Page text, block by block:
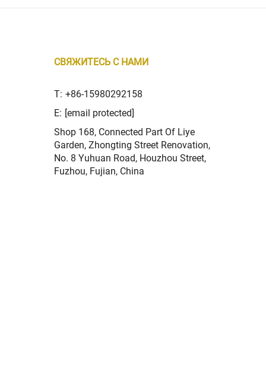
СВЯЖИТЕСЬ С НАМИ
T: +86-15980292158
E: [email protected]
Shop 168, Connected Part Of Liye
Garden, Zhongting Street Renovation,
No. 8 Yuhuan Road, Houzhou Street,
Fuzhou, Fujian, China